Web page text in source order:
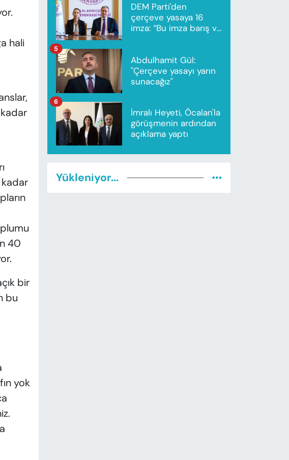
hali
kadar
40
bir
bu
yok
DEM Parti'den
çerçeve yasaya 16
imza: “Bu imza barış ve
Abdulhamit Gül:
"Çerçeve yasayı yarın
sunacağız"
5
İmralı Heyeti, Öcalan'la
görüşmenin ardından
açıklama yaptı
6
Yükleniyor...